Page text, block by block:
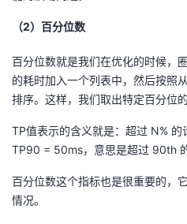
（2）百分位数
百分位数就是我们在优化的时候，
的耗时加入一个列表中，然后按照
排序。这样，我们取出特定百分位
TP值表示的含义就是：超过 N%
TP90 = 50ms，意思是超过 90th
百分位数这个指标也是很重要的，
情况。